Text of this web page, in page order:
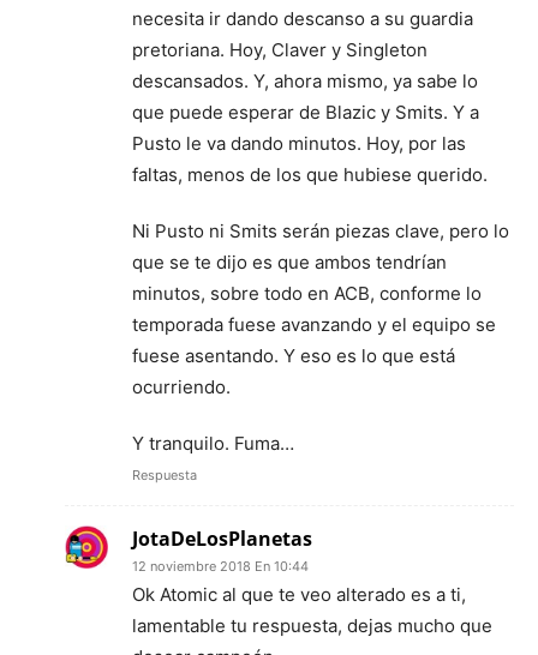
necesita ir dando descanso a su guardia
pretoriana. Hoy, Claver y Singleton
descansados. Y, ahora mismo, ya sabe lo
que puede esperar de Blazic y Smits. Y a
Pusto le va dando minutos. Hoy, por las
faltas, menos de los que hubiese querido.
Ni Pusto ni Smits serán piezas clave, pero lo
que se te dijo es que ambos tendrían
minutos, sobre todo en ACB, conforme lo
temporada fuese avanzando y el equipo se
fuese asentando. Y eso es lo que está
ocurriendo.
Y tranquilo. Fuma…
Respuesta
JotaDeLosPlanetas
12 noviembre 2018 En 10:44
Ok Atomic al que te veo alterado es a ti,
lamentable tu respuesta, dejas mucho que